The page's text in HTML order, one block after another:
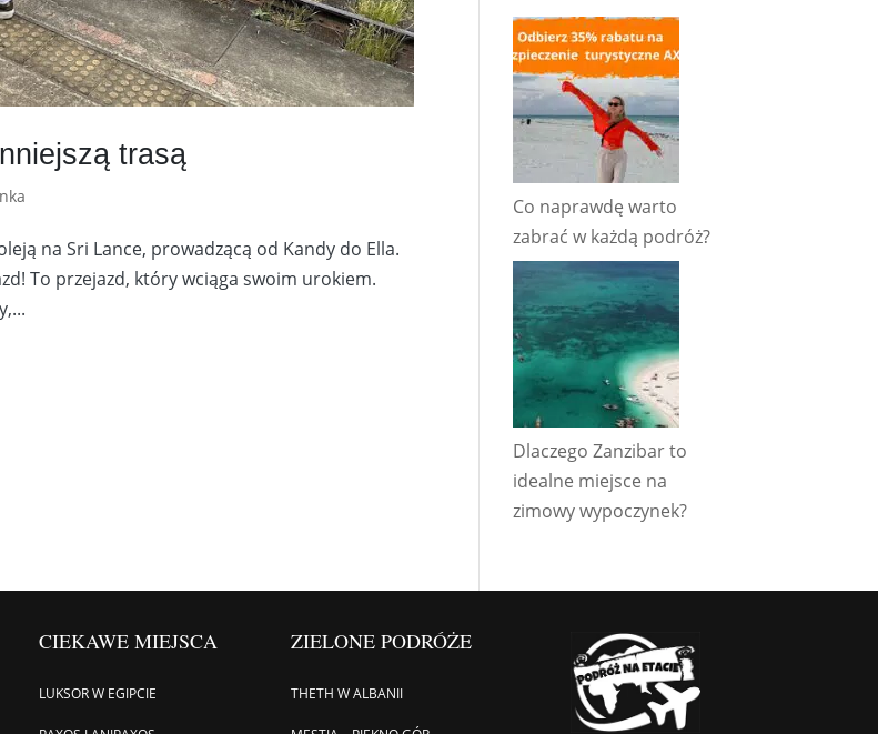
trasą
na Sri Lance, prowadzącą od Kandy do Ella.
To przejazd, który wciąga swoim urokiem.
Co naprawdę warto
zabrać w każdą podróż?
Dlaczego Zanzibar to
idealne miejsce na
zimowy wypoczynek?
CIEKAWE MIEJSCA
LUKSOR W EGIPCIE
ZIELONE PODRÓŻE
THETH W ALBANII